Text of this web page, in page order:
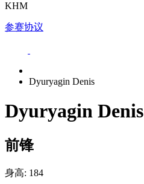
KHM
参赛协议
Dyuryagin Denis
Dyuryagin Denis
前锋
身高: 184